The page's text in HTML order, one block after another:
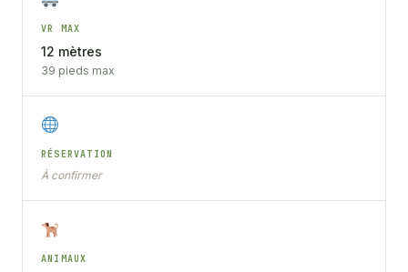
VR MAX
12 mètres
39 pieds max
RÉSERVATION
À confirmer
ANIMAUX